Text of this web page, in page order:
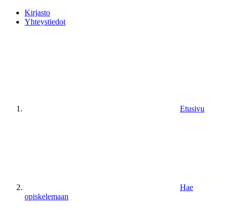
Kirjasto
Yhteystiedot
Etusivu
Hae
opiskelemaan